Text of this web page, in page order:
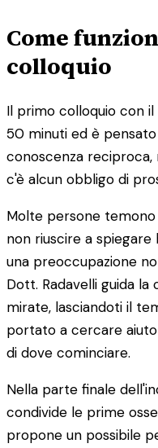
Come
colloquio
Il primo colloquio con
50 minuti ed è
conoscenza reciproca,
c'è alcun obbligo di
Molte persone
non riuscire a
una preoccupazione
Dott. Radavelli guida
mirate, lasciandoti il
portato a cercare
di dove cominciare.
Nella parte finale
condivide le prime
propone un possibile